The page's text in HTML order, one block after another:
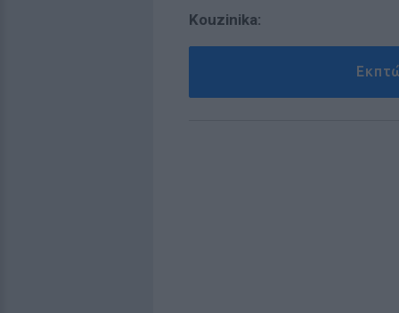
Kouzinika: